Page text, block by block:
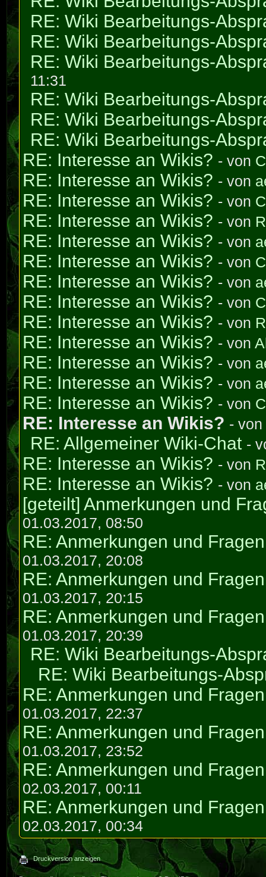
RE: Wiki Bearbeitungs-
RE: Wiki Bearbeitungs-
RE: Wiki Bearbeitungs-
11:31
RE: Wiki Bearbeitungs-
RE: Wiki Bearbeitungs-
RE: Wiki Bearbeitungs-
RE: Interesse an Wikis? - von
RE: Interesse an Wikis? - von
RE: Interesse an Wikis? - von
RE: Interesse an Wikis? - von
RE: Interesse an Wikis? - von
RE: Interesse an Wikis? - von
RE: Interesse an Wikis? - von
RE: Interesse an Wikis? - von
RE: Interesse an Wikis? - von
RE: Interesse an Wikis? - von
RE: Interesse an Wikis? - von
RE: Interesse an Wikis? - von
RE: Interesse an Wikis? - von
RE: Interesse an Wikis? -
RE: Allgemeiner Wiki-Chat -
RE: Interesse an Wikis? - von
RE: Interesse an Wikis? - von
[geteilt] Anmerkungen und
01.03.2017, 08:50
RE: Anmerkungen und
01.03.2017, 20:08
RE: Anmerkungen und
01.03.2017, 20:15
RE: Anmerkungen und
01.03.2017, 20:39
RE: Wiki Bearbeitungs-
RE: Wiki Bearbeitungs-
RE: Anmerkungen und
01.03.2017, 22:37
RE: Anmerkungen und
01.03.2017, 23:52
RE: Anmerkungen und
02.03.2017, 00:11
RE: Anmerkungen und
02.03.2017, 00:34
Druckversion anzeigen